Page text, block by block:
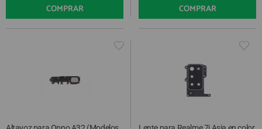
COMPRAR COMPRAR